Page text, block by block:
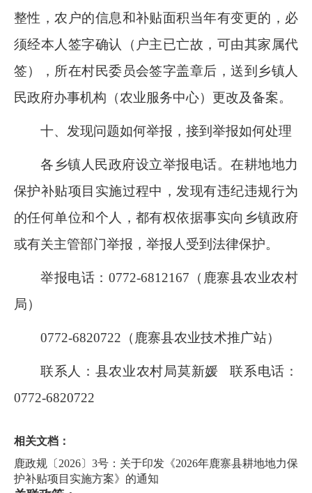
整性，农户的信息和补贴面积当年有变更的，必
须经本人签字确认（户主已亡故，可由其家属代
签），所在村民委员会签字盖章后，送到乡镇人
民政府办事机构（农业服务中心）更改及备案。
十、发现问题如何举报，接到举报如何处理
各乡镇人民政府设立举报电话。在耕地地力
保护补贴项目实施过程中，发现有违纪违规行为
的任何单位和个人，都有权依据事实向乡镇政府
或有关主管部门举报，举报人受到法律保护。
举报电话： 0772-6812167 （鹿寨县农业农村
局）
0772-6820722 （鹿寨县农业技术推广站）
联系人：县农业农村局莫新媛
联系电话：
0772-6820722
相关文档：
鹿政规〔2026〕3号：关于印发《2026年鹿寨县耕地地力保
护补贴项目实施方案》的通知